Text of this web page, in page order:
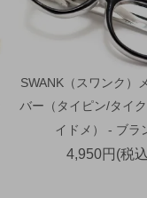
SWANK（スワンク）
バー（タイピン/タイ
イドメ） - ブラ
4,950円(税